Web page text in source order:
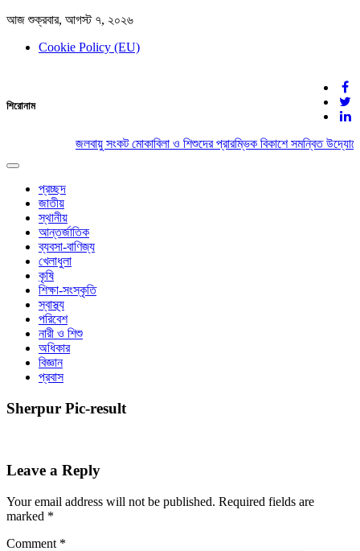
আজ শুক্রবার, আগস্ট ৭, ২০২৬
Cookie Policy (EU)
দেশের খবর
যুক্ত থাকুন দেশের সঙ্গে
শিরোনাম
জলবায়ু সংকট মোকাবিলা ও শিশুদের প্রারম্ভিক বিকাশে সমন্বিত
Toggle
navigation
প্রচ্ছদ
জাতীয়
স্থানীয়
আন্তর্জাতিক
ব্যবসা-বাণিজ্য
খেলাধুলা
কৃষি
শিক্ষা-সংস্কৃতি
স্বাস্থ্য
পরিবেশ
নারী ও শিশু
অধিকার
বিজ্ঞান
প্রবাস
Sherpur Pic-result
Leave a Reply
Your email address will not be published. Required fields are
marked *
Comment *